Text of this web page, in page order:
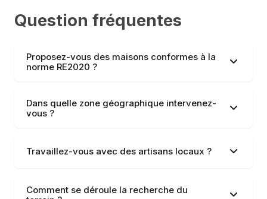
Question fréquentes
Proposez-vous des maisons conformes à la
norme RE2020 ?
Dans quelle zone géographique intervenez-
vous ?
Travaillez-vous avec des artisans locaux ?
Comment se déroule la recherche du